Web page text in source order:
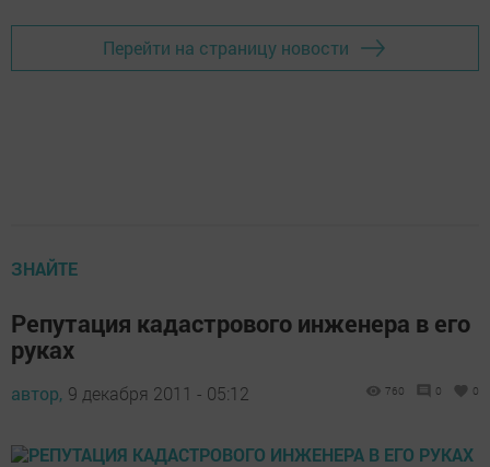
Перейти на страницу новости
ЗНАЙТЕ
Репутация кадастрового инженера в его
руках
автор, 9 декабря 2011 - 05:12 760 0 0